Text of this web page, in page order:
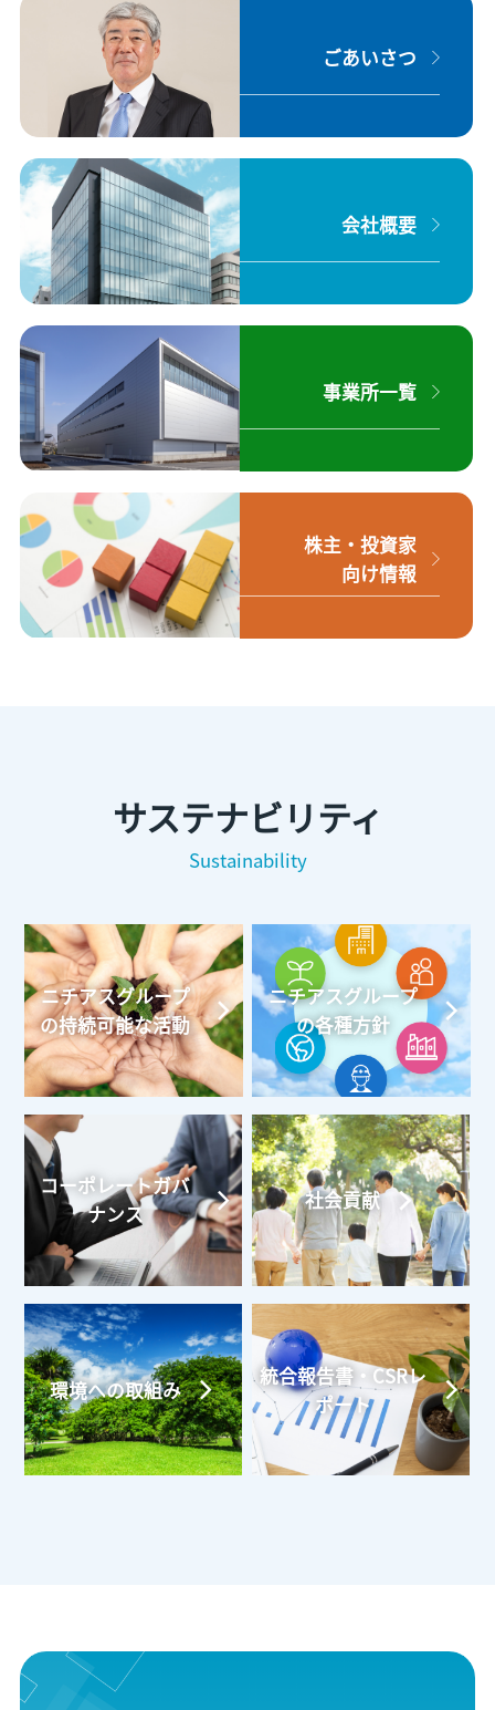
ごあいさつ
会社概要
事業所一覧
株主・投資家
向け情報
サステナビリティ
Sustainability
ニチアスグループ
の持続可能な活動
ニチアスグループ
の各種方針
コーポレートガバ
ナンス
社会貢献
環境への取組み
統合報告書・CSRレ
ポート